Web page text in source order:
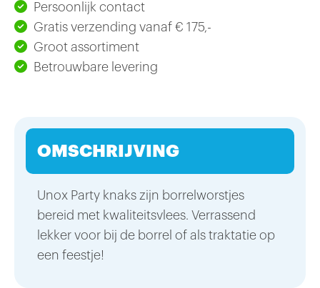
Persoonlijk contact
Gratis verzending vanaf € 175,-
Groot assortiment
Betrouwbare levering
OMSCHRIJVING
Unox Party knaks zijn borrelworstjes
bereid met kwaliteitsvlees. Verrassend
lekker voor bij de borrel of als traktatie op
een feestje!